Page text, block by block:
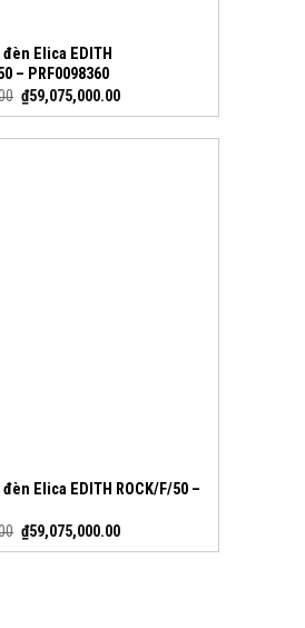
Elica EDITH
– PRF0098360
₫59,075,000.00
Elica EDITH ROCK/F/50 –
₫59,075,000.00